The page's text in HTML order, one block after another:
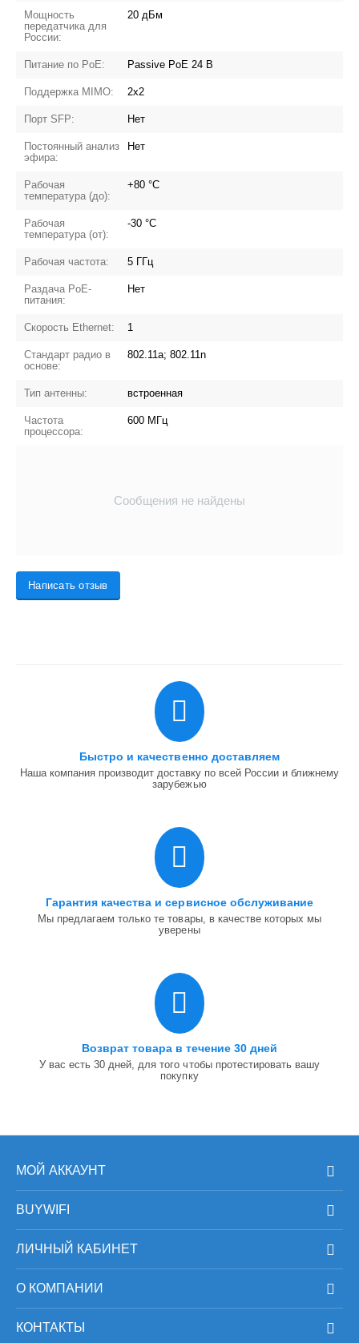
Мощность
передатчика для
России:
20 дБм
Питание по PoE: Passive PoE 24 В
Поддержка MIMO: 2x2
Порт SFP: Нет
Постоянный анализ
эфира:
Нет
Рабочая
температура (до):
+80 °C
Рабочая
температура (от):
-30 °C
Рабочая частота: 5 ГГц
Раздача PoE-
питания:
Нет
Скорость Ethernet: 1
Стандарт радио в
основе:
802.11a; 802.11n
Тип антенны: встроенная
Частота
процессора:
600 МГц
Сообщения не найдены
Написать отзыв
Быстро и качественно доставляем
Наша компания производит доставку по всей России и ближнему
зарубежью
Гарантия качества и сервисное обслуживание
Мы предлагаем только те товары, в качестве которых мы
уверены
Возврат товара в течение 30 дней
У вас есть 30 дней, для того чтобы протестировать вашу
покупку
МОЙ АККАУНТ
BUYWIFI
ЛИЧНЫЙ КАБИНЕТ
О КОМПАНИИ
КОНТАКТЫ